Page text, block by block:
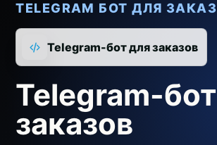
TELEGRAM БОТ ДЛЯ
Telegram-бот для заказов
Telegram-
заказов